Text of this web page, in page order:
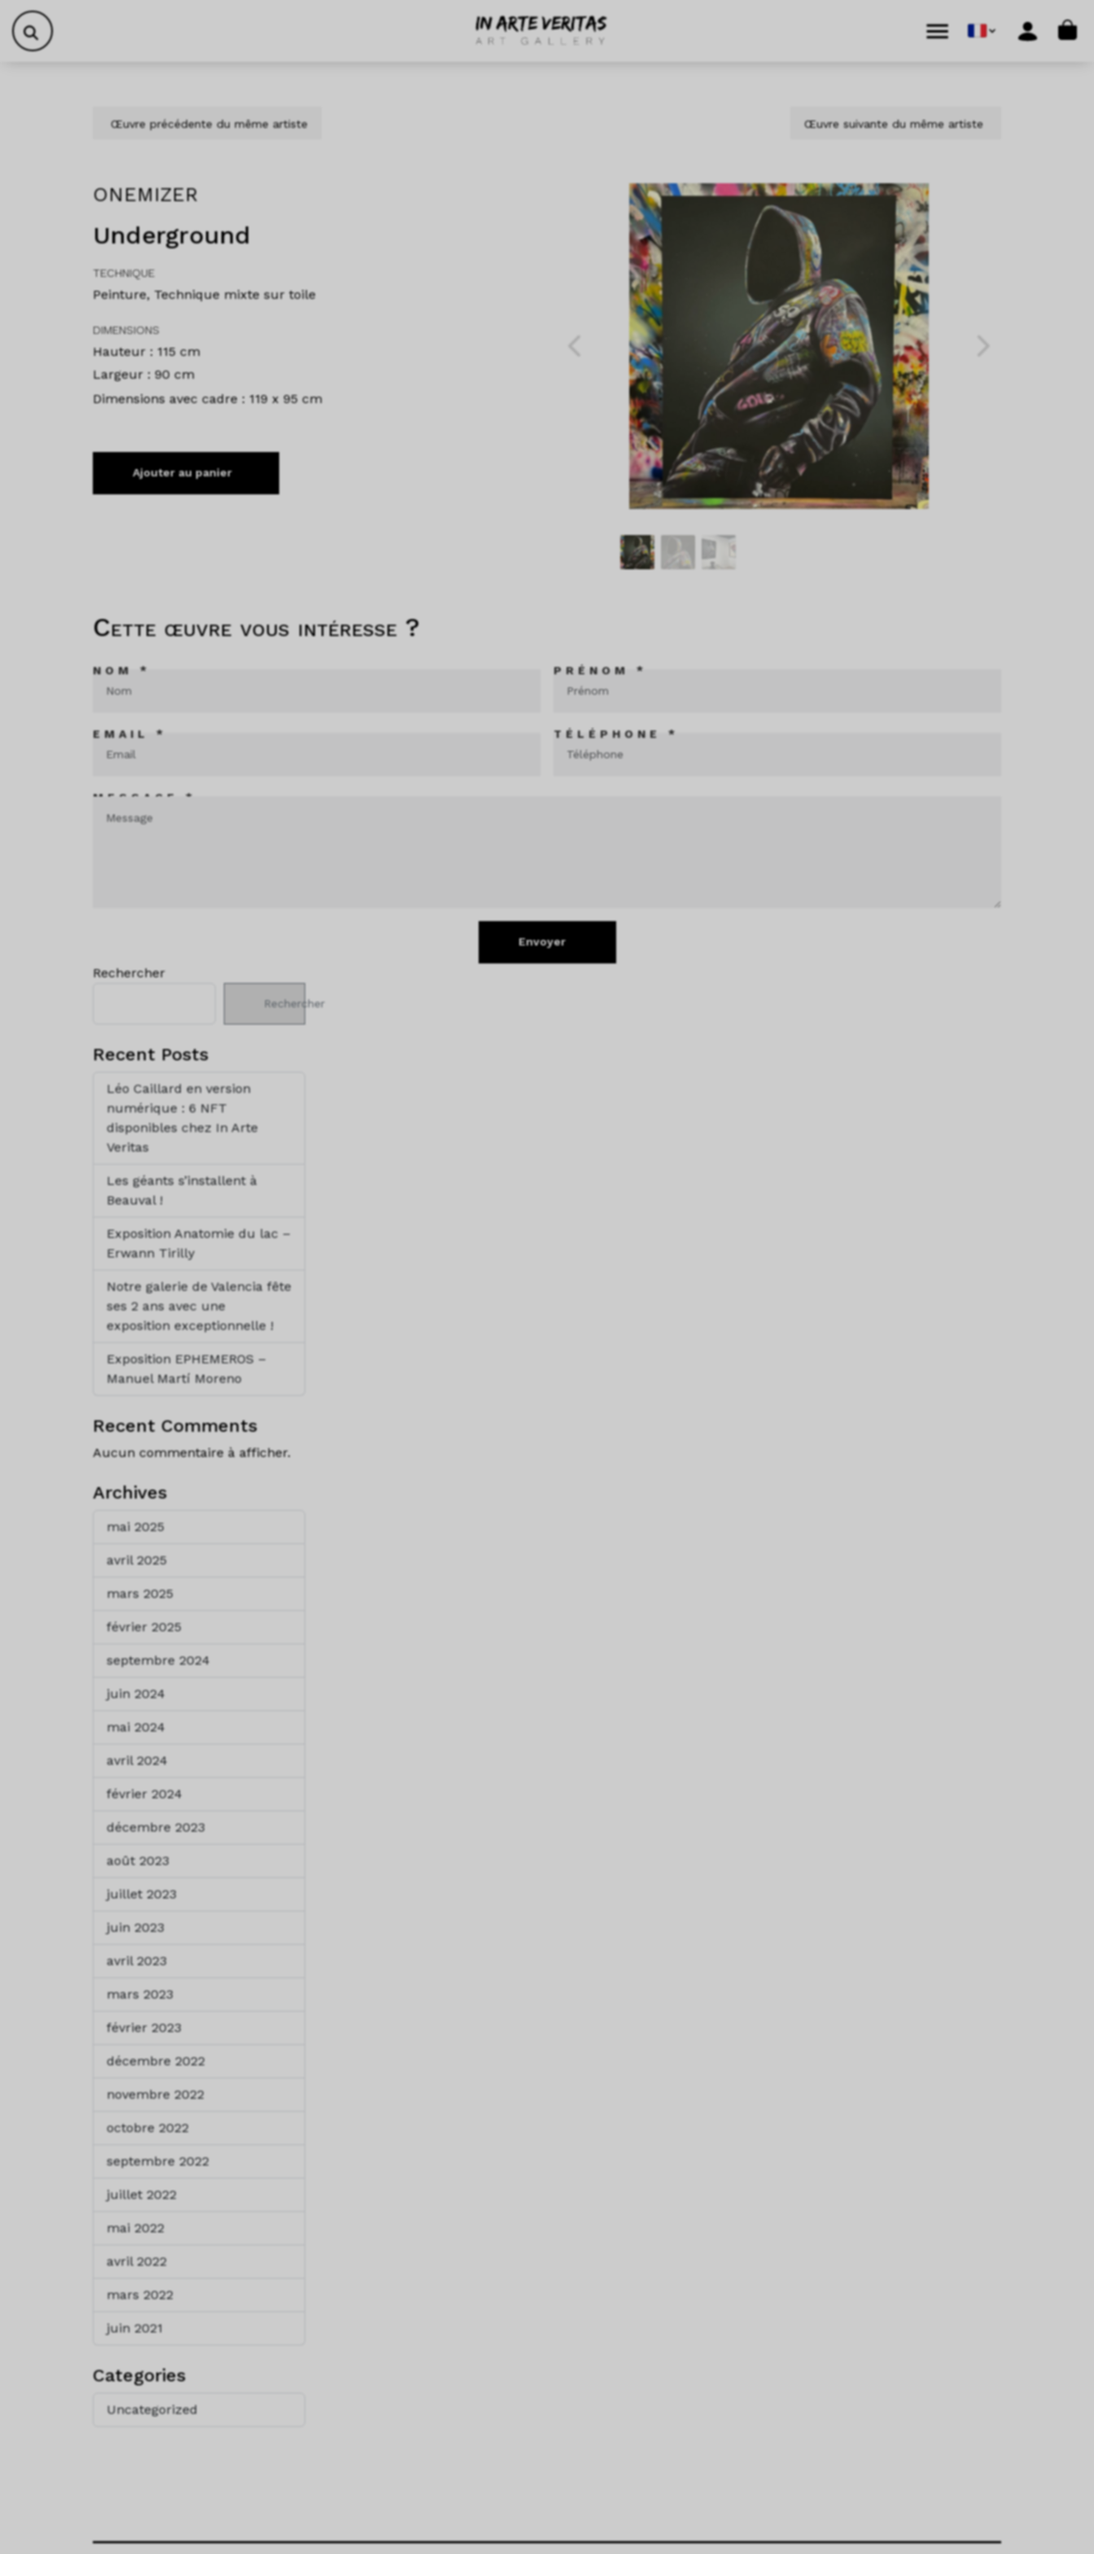
Aller au contenu
Skip to footer
Cart
Œuvre précédente du même artiste Œuvre suivante du même artiste
ONEMIZER
Underground
TECHNIQUE
Peinture, Technique mixte sur toile
DIMENSIONS
Hauteur : 115 cm
Largeur : 90 cm
Dimensions avec cadre : 119 x 95 cm
Ajouter au panier
Cette œuvre vous intéresse ?
NOM * PRÉNOM *
EMAIL * TÉLÉPHONE *
MESSAGE *
Envoyer
Rechercher
Rechercher
Recent Posts
Léo Caillard en version
numérique : 6 NFT
disponibles chez In Arte
Veritas
Les géants s’installent à
Beauval !
Exposition Anatomie du lac –
Erwann Tirilly
Notre galerie de Valencia fête
ses 2 ans avec une
exposition exceptionnelle !
Exposition EPHEMEROS –
Manuel Martí Moreno
Recent Comments
Aucun commentaire à afficher.
Archives
mai 2025
avril 2025
mars 2025
février 2025
septembre 2024
juin 2024
mai 2024
avril 2024
février 2024
décembre 2023
août 2023
juillet 2023
juin 2023
avril 2023
mars 2023
février 2023
décembre 2022
novembre 2022
octobre 2022
septembre 2022
juillet 2022
mai 2022
avril 2022
mars 2022
juin 2021
Categories
Uncategorized